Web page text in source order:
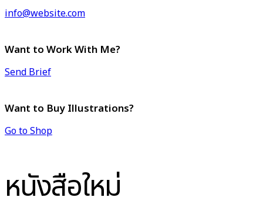
info@website.com
Want to Work With Me?
Send Brief
Want to Buy Illustrations?
Go to Shop
หนังสือใหม่